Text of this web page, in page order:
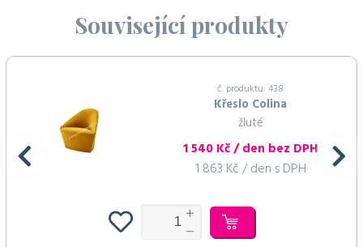
Související produkty
č. produktu: 438
Křeslo Colina
žluté
1 540 Kč / den bez DPH
1 863 Kč / den s DPH